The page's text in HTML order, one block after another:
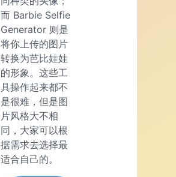
而 Barbie Selfie
Generator 则是
将你上传的图片
转换为芭比娃娃
的形象。这些工
具操作起来都不
是很难，但是图
片风格大不相
同，大家可以根
据需求去选择最
适合自己的。